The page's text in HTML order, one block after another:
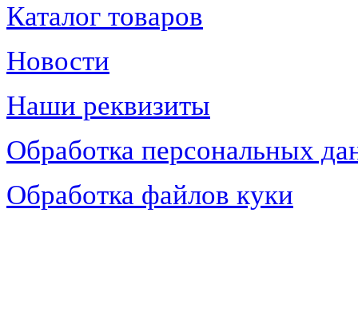
Каталог товаров
Новости
Наши реквизиты
Обработка персональных
Обработка файлов куки